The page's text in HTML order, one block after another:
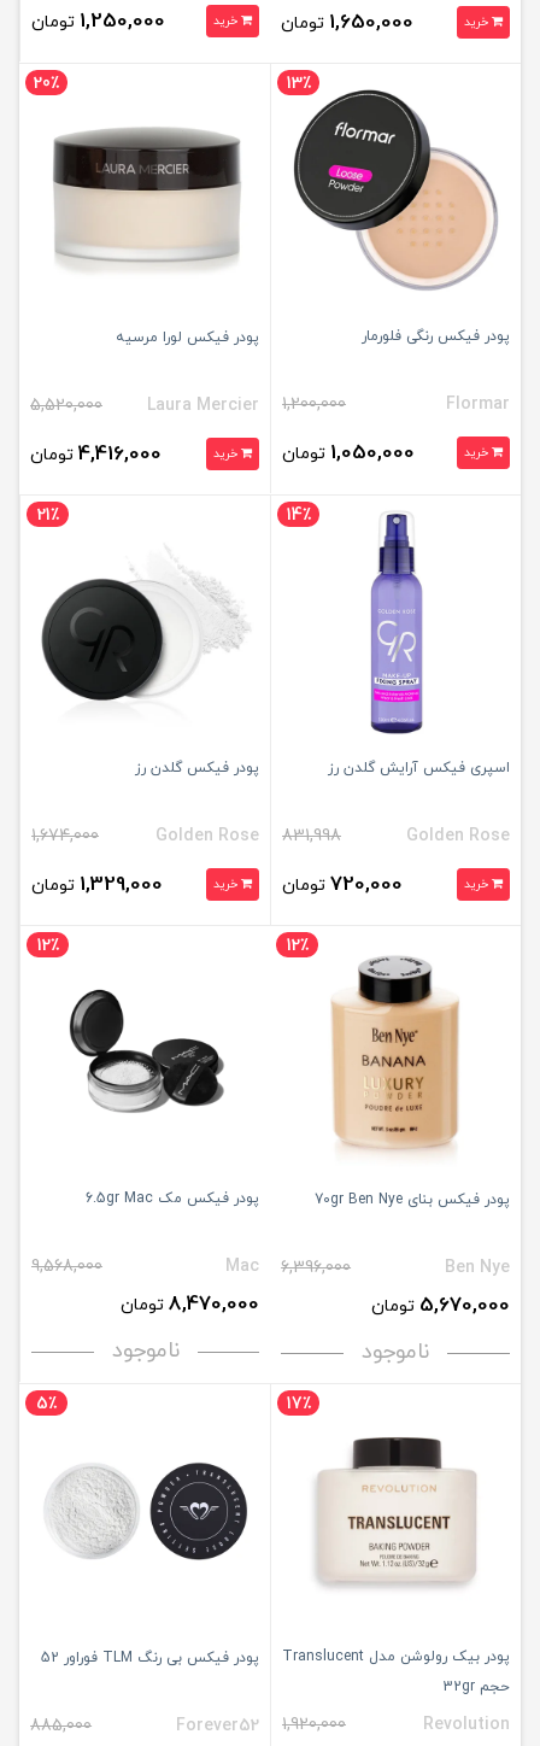
خرید 1,650,000 تومان خرید 1,250,000 تومان
13٪
پودر فیکس رنگی فلورمار
Flormar
1,200,000
خرید 1,050,000 تومان
20٪
پودر فیکس لورا مرسیه
Laura Mercier
5,520,000
خرید 4,416,000 تومان
14٪
اسپری فیکس آرایش گلدن رز
Golden Rose
831,998
خرید 720,000 تومان
21٪
پودر فیکس گلدن رز
Golden Rose
1,674,000
خرید 1,329,000 تومان
12٪
پودر فیکس بنای 70gr Ben Nye
Ben Nye
6,396,000
5,670,000 تومان
ناموجود
12٪
پودر فیکس مک 6.5gr Mac
Mac
9,568,000
8,470,000 تومان
ناموجود
17٪
پودر بیک رولوشن مدل Translucent
حجم 32gr
Revolution
1,920,000
5٪
پودر فیکس بی رنگ TLM فوراور 52
Forever52
885,000